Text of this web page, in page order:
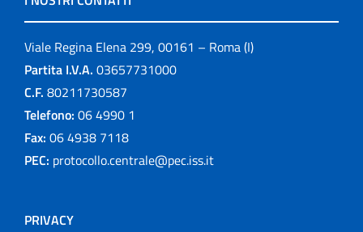
Viale Regina Elena 299, 00161 – Roma (I)
Partita I.V.A. 03657731000
C.F. 80211730587
Telefono: 06 4990 1
Fax: 06 4938 7118
PEC: protocollo.centrale@pec.iss.it
PRIVACY